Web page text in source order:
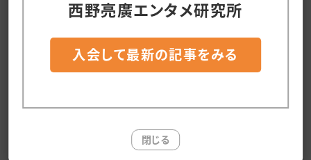
はサロンメンバーさんへの情報共有&CHIMNEY
絡
大阪でも「本を届ける会」をやりたいのですが、ス
西野亮廣エンタメ研究所
入会して最新の記事をみる
閉じる